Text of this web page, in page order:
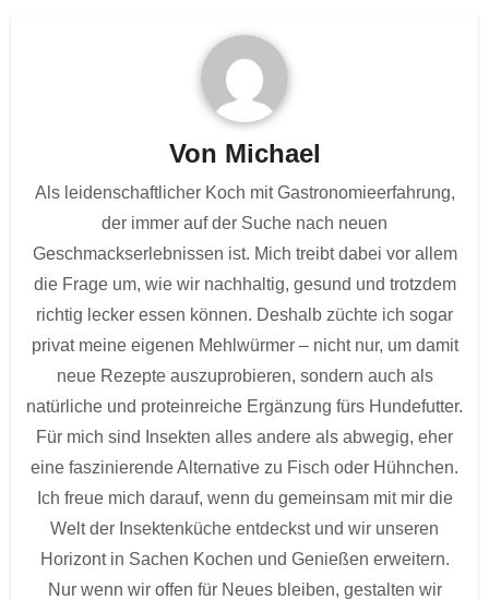
Von Michael
Als leidenschaftlicher Koch mit Gastronomieerfahrung,
der immer auf der Suche nach neuen
Geschmackserlebnissen ist. Mich treibt dabei vor allem
die Frage um, wie wir nachhaltig, gesund und trotzdem
richtig lecker essen können. Deshalb züchte ich sogar
privat meine eigenen Mehlwürmer – nicht nur, um damit
neue Rezepte auszuprobieren, sondern auch als
natürliche und proteinreiche Ergänzung fürs Hundefutter.
Für mich sind Insekten alles andere als abwegig, eher
eine faszinierende Alternative zu Fisch oder Hühnchen.
Ich freue mich darauf, wenn du gemeinsam mit mir die
Welt der Insektenküche entdeckst und wir unseren
Horizont in Sachen Kochen und Genießen erweitern.
Nur wenn wir offen für Neues bleiben, gestalten wir